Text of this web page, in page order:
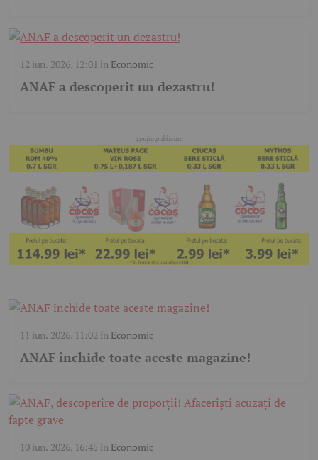
12 iun. 2026, 12:01 în Economic
ANAF a descoperit un dezastru!
11 iun. 2026, 11:02 în Economic
ANAF închide toate aceste magazine!
10 iun. 2026, 16:45 în Economic